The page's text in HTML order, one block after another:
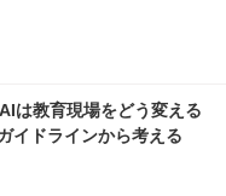
は教育現場をどう変える
イドラインから考える